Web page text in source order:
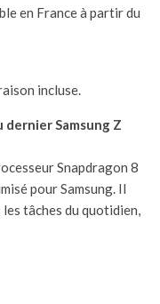
en France à partir du
incluse.
Samsung Z
Snapdragon 8
pour Samsung. Il
tâches du quotidien,